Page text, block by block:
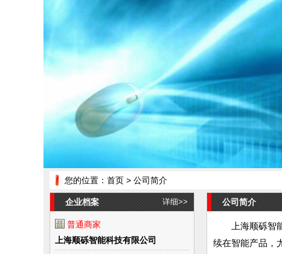
您的位置： 首页 > 公司简介
企业档案 详细>>
普通商家
上海顺砾智能科技有限公司
公司简介
上海顺砾
续在智能产品，